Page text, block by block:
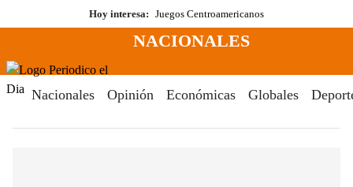
al
Hoy interesa: Juegos Centroamericanos
Menú
NACIONALES
Nacionales Opinión Económicas Globales